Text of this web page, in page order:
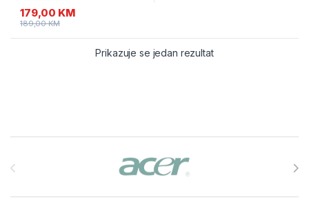
179,00 KM
189,00KM
Prikazuje se jedan rezultat